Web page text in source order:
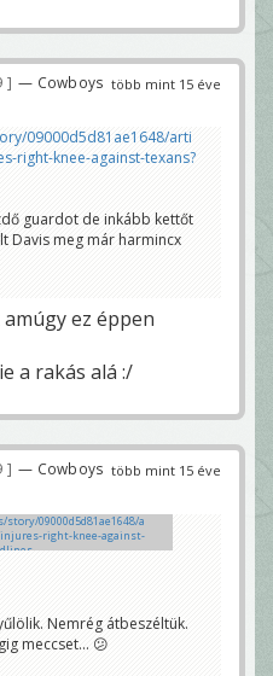
több mint 15 éve
— Cowboys
09000d5d81ae1648/arti
right-knee-against-texans?
guardot de inkább kettőt
Davis meg már harmincx
ez éppen
a rakás alá :/
több mint 15 éve
— Cowboys
09000d5d81ae1648/a
right-knee-against-
guardot de inkább
sérült Davis meg már
Nemrég átbeszéltük.
meccset... 😕